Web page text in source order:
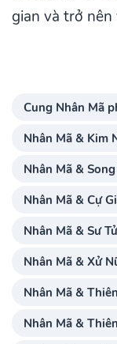
gian và trở nên
Cung Nhân Mã
Nhân Mã & Kim
Nhân Mã &
Nhân Mã & Cự
Nhân Mã & Sư
Nhân Mã & Xử
Nhân Mã &
Nhân Mã &